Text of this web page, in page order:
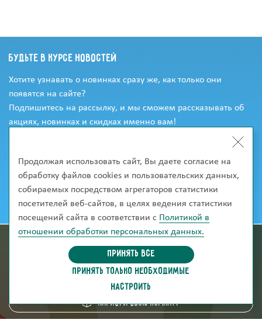
Продолжая использовать сайт, Вы даете согласие на
обработку файлов cookies и пользовательских данных,
собираемых посредством агрегаторов статистики
посетителей веб-сайтов, в целях ведения статистики
посещений сайта в соответствии с Политикой в
отношении обработки персональных данных.
Принять все
ПРИНЯТЬ ТОЛЬКО НЕОБХОДИМЫЕ
НАСТРОИТЬ
Будьте в курсе новостей
Хотите узнавать о новинках сразу же, как только они
появятся на сайте?
Подпишитесь на рассылку, и мы сможем рассказывать об
акциях, новинках и скидках именно вам!
информация для покупателей
скачать каталог
Нарисуй свою комнату